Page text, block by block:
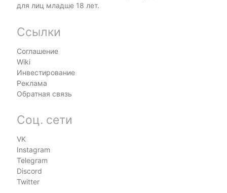
для лиц младше 18 лет.
Ссылки
Соглашение
Wiki
Инвестирование
Реклама
Обратная связь
Соц. сети
VK
Instagram
Telegram
Discord
Twitter